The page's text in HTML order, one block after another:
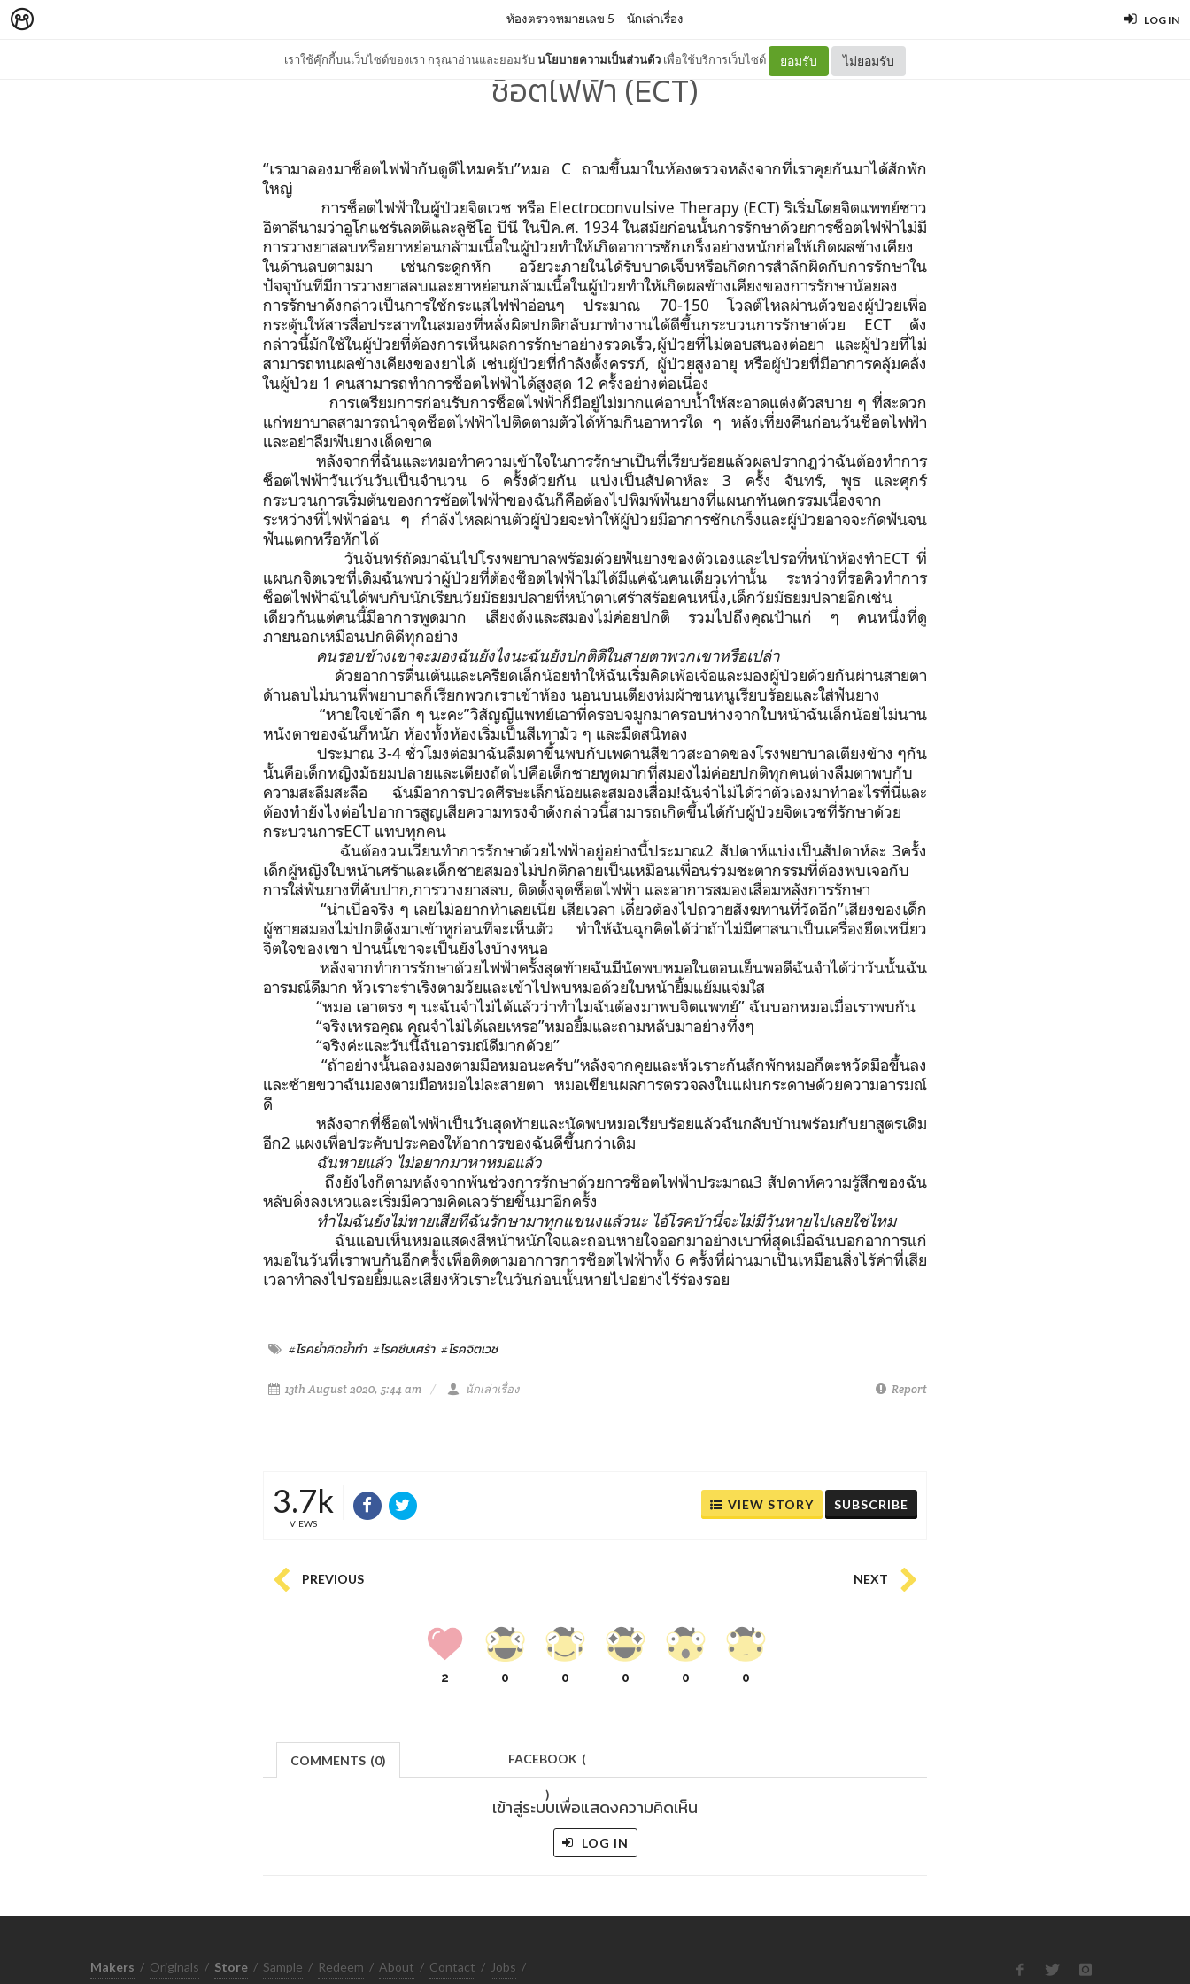
LOG IN
เราใช้คุ๊กกี้บนเว็บไซต์ของเรา กรุณาอ่านและยอมรับนโยบายความเป็นส่วนตัว เพื่อใช้บริการเว็บไซต์ ยอมรับ ไม่ยอมรับ
ห้องตรวจหมายเลข 5 – นักเล่าเรื่อง
ช็อตไฟฟ้า (ECT)
“เรามาลองมาช็อตไฟฟ้ากันดูดีไหมครับ”หมอ C ถามขึ้นมาในห้องตรวจหลังจากที่เราคุยกันมาได้สักพัก
ใหญ่
การช็อตไฟฟ้าในผู้ป่วยจิตเวช หรือ Electroconvulsive Therapy (ECT)ริเริ่มโดยจิตแพทย์ชาว
อิตาลีนามว่าอูโกแชร์เลตติและลูซิโอ บีนี ในปีค.ศ. 1934ในสมัยก่อนนั้นการรักษาด้วยการช็อตไฟฟ้าไม่มี
การวางยาสลบหรือยาหย่อนกล้ามเนื้อในผู้ป่วยทำให้เกิดอาการชักเกร็งอย่างหนักก่อให้เกิดผลข้างเคียง
ในด้านลบตามมา เช่นกระดูกหัก อวัยวะภายในได้รับบาดเจ็บหรือเกิดการสำลักผิดกับการรักษาใน
ปัจจุบันที่มีการวางยาสลบและยาหย่อนกล้ามเนื้อในผู้ป่วยทำให้เกิดผลข้างเคียงของการรักษาน้อยลง
การรักษาดังกล่าวเป็นการใช้กระแสไฟฟ้าอ่อนๆ ประมาณ 70-150โวลต์ไหลผ่านตัวของผู้ป่วยเพื่อ
กระตุ้นให้สารสื่อประสาทในสมองที่หลั่งผิดปกติกลับมาทำงานได้ดีขึ้นกระบวนการรักษาด้วย ECT ดัง
กล่าวนี้มักใช้ในผู้ป่วยที่ต้องการเห็นผลการรักษาอย่างรวดเร็ว,ผู้ป่วยที่ไม่ตอบสนองต่อยา และผู้ป่วยที่ไม่
สามารถทนผลข้างเคียงของยาได้ เช่นผู้ป่วยที่กำลังตั้งครรภ์, ผู้ป่วยสูงอายุ หรือผู้ป่วยที่มีอาการคลุ้มคลั่ง
ในผู้ป่วย 1 คนสามารถทำการช็อตไฟฟ้าได้สูงสุด 12 ครั้งอย่างต่อเนื่อง
การเตรียมการก่อนรับการช็อตไฟฟ้าก็มีอยู่ไม่มากแค่อาบน้ำให้สะอาดแต่งตัวสบาย ๆ ที่สะดวก
แก่พยาบาลสามารถนำจุดช็อตไฟฟ้าไปติดตามตัวได้ห้ามกินอาหารใด ๆ หลังเที่ยงคืนก่อนวันช็อตไฟฟ้า
และอย่าลืมฟันยางเด็ดขาด
หลังจากที่ฉันและหมอทำความเข้าใจในการรักษาเป็นที่เรียบร้อยแล้วผลปรากฏว่าฉันต้องทำการ
ช็อตไฟฟ้าวันเว้นวันเป็นจำนวน 6 ครั้งด้วยกัน แบ่งเป็นสัปดาห์ละ 3 ครั้ง จันทร์, พุธ และศุกร์
กระบวนการเริ่มต้นของการช้อตไฟฟ้าของฉันก็คือต้องไปพิมพ์ฟันยางที่แผนกทันตกรรมเนื่องจาก
ระหว่างที่ไฟฟ้าอ่อน ๆ กำลังไหลผ่านตัวผู้ป่วยจะทำให้ผู้ป่วยมีอาการชักเกร็งและผู้ป่วยอาจจะกัดฟันจน
ฟันแตกหรือหักได้
วันจันทร์ถัดมาฉันไปโรงพยาบาลพร้อมด้วยฟันยางของตัวเองและไปรอที่หน้าห้องทำECTที่
แผนกจิตเวชที่เดิมฉันพบว่าผู้ป่วยที่ต้องช็อตไฟฟ้าไม่ได้มีแค่ฉันคนเดียวเท่านั้น ระหว่างที่รอคิวทำการ
ช็อตไฟฟ้าฉันได้พบกับนักเรียนวัยมัธยมปลายที่หน้าตาเศร้าสร้อยคนหนึ่ง,เด็กวัยมัธยมปลายอีกเช่น
เดียวกันแต่คนนี้มีอาการพูดมาก เสียงดังและสมองไม่ค่อยปกติ รวมไปถึงคุณป้าแก่ ๆ คนหนึ่งที่ดู
ภายนอกเหมือนปกติดีทุกอย่าง
คนรอบข้างเขาจะมองฉันยังไงนะฉันยังปกติดีในสายตาพวกเขาหรือเปล่า
ด้วยอาการตื่นเต้นและเครียดเล็กน้อยทำให้ฉันเริ่มคิดเพ้อเจ้อและมองผู้ป่วยด้วยกันผ่านสายตา
ด้านลบไม่นานพี่พยาบาลก็เรียกพวกเราเข้าห้อง นอนบนเตียงห่มผ้าขนหนูเรียบร้อยและใส่ฟันยาง
“หายใจเข้าลึก ๆ นะคะ”วิสัญญีแพทย์เอาที่ครอบจมูกมาครอบห่างจากใบหน้าฉันเล็กน้อยไม่นาน
หนังตาของฉันก็หนัก ห้องทั้งห้องเริ่มเป็นสีเทามัว ๆ และมืดสนิทลง
ประมาณ 3-4 ชั่วโมงต่อมาฉันลืมตาขึ้นพบกับเพดานสีขาวสะอาดของโรงพยาบาลเตียงข้าง ๆกัน
นั้นคือเด็กหญิงมัธยมปลายและเตียงถัดไปคือเด็กชายพูดมากที่สมองไม่ค่อยปกติทุกคนต่างลืมตาพบกับ
ความสะลึมสะลือ ฉันมีอาการปวดศีรษะเล็กน้อยและสมองเสื่อม!ฉันจำไม่ได้ว่าตัวเองมาทำอะไรที่นี่และ
ต้องทำยังไงต่อไปอาการสูญเสียความทรงจำดังกล่าวนี้สามารถเกิดขึ้นได้กับผู้ป่วยจิตเวชที่รักษาด้วย
กระบวนการECT แทบทุกคน
ฉันต้องวนเวียนทำการรักษาด้วยไฟฟ้าอยู่อย่างนี้ประมาณ2 สัปดาห์แบ่งเป็นสัปดาห์ละ3ครั้ง
เด็กผู้หญิงใบหน้าเศร้าและเด็กชายสมองไม่ปกติกลายเป็นเหมือนเพื่อนร่วมชะตากรรมที่ต้องพบเจอกับ
การใส่ฟันยางที่คับปาก,การวางยาสลบ, ติดตั้งจุดช็อตไฟฟ้า และอาการสมองเสื่อมหลังการรักษา
“น่าเบื่อจริง ๆ เลยไม่อยากทำเลยเนี่ย เสียเวลา เดี๋ยวต้องไปถวายสังฆทานที่วัดอีก”เสียงของเด็ก
ผู้ชายสมองไม่ปกติดังมาเข้าหูก่อนที่จะเห็นตัว ทำให้ฉันฉุกคิดได้ว่าถ้าไม่มีศาสนาเป็นเครื่องยึดเหนี่ยว
จิตใจของเขา ป่านนี้เขาจะเป็นยังไงบ้างหนอ
หลังจากทำการรักษาด้วยไฟฟ้าครั้งสุดท้ายฉันมีนัดพบหมอในตอนเย็นพอดีฉันจำได้ว่าวันนั้นฉัน
อารมณ์ดีมาก หัวเราะร่าเริงตามวัยและเข้าไปพบหมอด้วยใบหน้ายิ้มแย้มแจ่มใส
“หมอ เอาตรง ๆ นะฉันจำไม่ได้แล้วว่าทำไมฉันต้องมาพบจิตแพทย์” ฉันบอกหมอเมื่อเราพบกัน
“จริงเหรอคุณ คุณจำไม่ได้เลยเหรอ”หมอยิ้มและถามหลับมาอย่างทึ่งๆ
“จริงค่ะและวันนี้ฉันอารมณ์ดีมากด้วย”
“ถ้าอย่างนั้นลองมองตามมือหมอนะครับ”หลังจากคุยและหัวเราะกันสักพักหมอก็ตะหวัดมือขึ้นลง
และซ้ายขวาฉันมองตามมือหมอไม่ละสายตา หมอเขียนผลการตรวจลงในแผ่นกระดาษด้วยความอารมณ์
ดี
หลังจากที่ช็อตไฟฟ้าเป็นวันสุดท้ายและนัดพบหมอเรียบร้อยแล้วฉันกลับบ้านพร้อมกับยาสูตรเดิม
อีก2 แผงเพื่อประคับประคองให้อาการของฉันดีขึ้นกว่าเดิม
ฉันหายแล้ว ไม่อยากมาหาหมอแล้ว
ถึงยังไงก็ตามหลังจากพ้นช่วงการรักษาด้วยการช็อตไฟฟ้าประมาณ3สัปดาห์ความรู้สึกของฉัน
หลับดิ่งลงเหวและเริ่มมีความคิดเลวร้ายขึ้นมาอีกครั้ง
ทำไมฉันยังไม่หายเสียทีฉันรักษามาทุกแขนงแล้วนะ ไอ้โรคบ้านี่จะไม่มีวันหายไปเลยใช่ไหม
ฉันแอบเห็นหมอแสดงสีหน้าหนักใจและถอนหายใจออกมาอย่างเบาที่สุดเมื่อฉันบอกอาการแก่
หมอในวันที่เราพบกันอีกครั้งเพื่อติดตามอาการการช็อตไฟฟ้าทั้ง 6 ครั้งที่ผ่านมาเป็นเหมือนสิ่งไร้ค่าที่เสีย
เวลาทำลงไปรอยยิ้มและเสียงหัวเราะในวันก่อนนั้นหายไปอย่างไร้ร่องรอย
#โรคย้ำคิดย้ำทำ #โรคซึมเศร้า #โรคจิตเวช
13th August 2020, 5:44 am นักเล่าเรื่อง Report
3.7k
VIEWS
VIEW STORY SUBSCRIBE
PREVIOUS NEXT
2 0 0 0 0 0
COMMENTS (0) FACEBOOK (
)
เข้าสู่ระบบเพื่อแสดงความคิดเห็น
LOG IN
Makers / Originals / Store / Sample / Redeem / About / Contact / Jobs /